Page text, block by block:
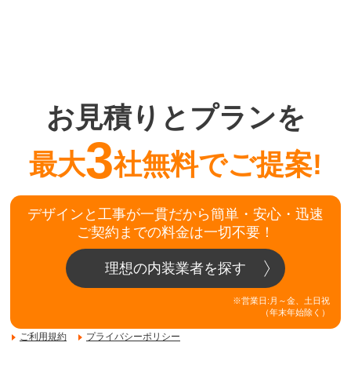
お見積りとプランを
最大3社無料でご提案!
デザインと工事が一貫だから簡単・安心・迅速
ご契約までの料金は一切不要！
理想の内装業者を探す
※営業日:月～金、土日祝
（年末年始除く）
ご利用規約 プライバシーポリシー